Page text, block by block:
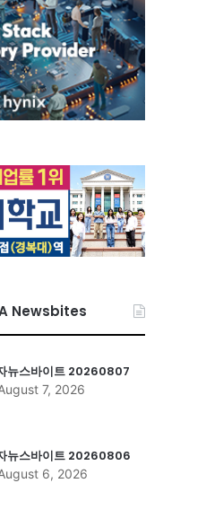
Newsbites
뉴스바이트 20260807
7, 2026
뉴스바이트 20260806
6, 2026